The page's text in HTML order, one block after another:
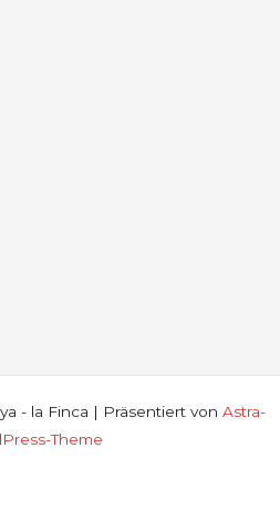
- la Finca | Präsentiert von Astra-
Theme